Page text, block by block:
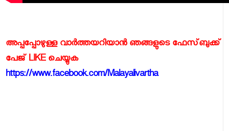
അപ്പപ്പോഴുള്ള വാര്‍ത്തയറിയാന്‍ ഞങ്ങളുടെ ഫേസ്‌ബുക്ക്‌
പേജ് LIKE ചെയ്യുക
https://www.facebook.com/Malayalivartha